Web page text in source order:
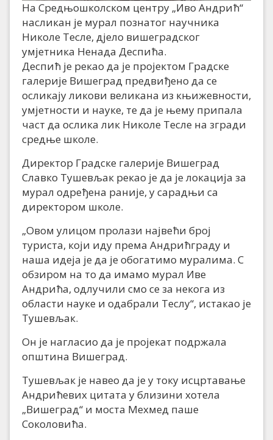
На Средњошколском центру „Иво Андрић“
насликан је мурал познатог научника
Николе Тесле, дјело вишеградског
умјетника Ненада Деспића.
Деспић је рекао да је пројектом Градске
галерије Вишеград предвиђено да се
осликају ликови великана из књижевности,
умјетности и науке, те да је њему припала
част да ослика лик Николе Тесле на згради
средње школе.
Директор Градске галерије Вишеград
Славко Тушевљак рекао је да је локација за
мурал одређена раније, у сарадњи са
директором школе.
„Овом улицом пролази највећи број
туриста, који иду према Андрићграду и
наша идеја је да је обогатимо муралима. С
обзиром на то да имамо мурал Иве
Андрића, одлучили смо се за некога из
области науке и одабрали Теслу“, истакао је
Тушевљак.
Он је нагласио да је пројекат подржала
општина Вишеград.
Тушевљак је навео да је у току исцртавање
Андрићевих цитата у близини хотела
„Вишеград“ и моста Мехмед паше
Соколовића.